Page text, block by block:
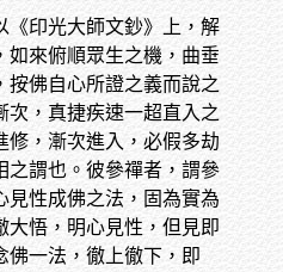
《印光大師文鈔》上，解
如來俯順眾生之機，曲垂
按佛自心所證之義而說之
次，真捷疾速一超直入之
修，漸次進入，必假多劫
之謂也。彼參禪者，謂參
見性成佛之法，固為實為
大悟，明心見性，但見即
佛一法，徹上徹下，即